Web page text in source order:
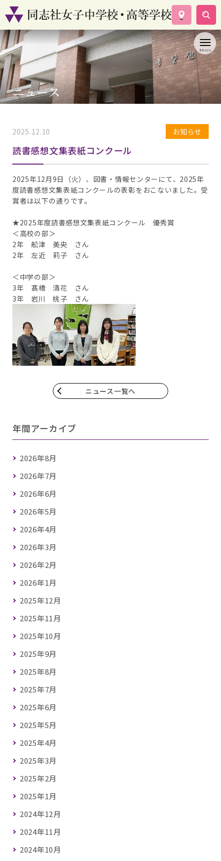
学校案内
コース紹介
学校生活
入試情報
資料請求
ニュース
2025.12.10 お知らせ
読書感想文集表紙コンクール
2025年12月9日（火）、図書・情報センターにて、2025年
度読書感想文集表紙コンクールの表彰をおこないました。受
賞者は以下の通りです。
★2025年度読書感想文集表紙コンクール 優秀賞
＜高校の部＞
2年 舩津 美央 さん
2年 左近 莉子 さん
＜中学の部＞
3年 髙橋 清花 さん
3年 岩川 桃子 さん
ニュース一覧へ
年間アーカイブ
2026年8月
2026年7月
2026年6月
2026年5月
2026年4月
2026年3月
2026年2月
2026年1月
2025年12月
2025年11月
2025年10月
2025年9月
2025年8月
2025年7月
2025年6月
2025年5月
2025年4月
2025年3月
2025年2月
2025年1月
2024年12月
2024年11月
2024年10月